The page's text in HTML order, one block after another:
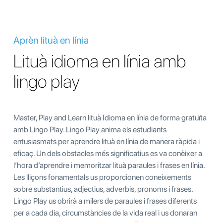
Aprèn lituà en línia
Lituà idioma en línia amb
lingo play
Master, Play and Learn lituà Idioma en línia de forma gratuïta
amb Lingo Play. Lingo Play anima els estudiants
entusiasmats per aprendre lituà en línia de manera ràpida i
eficaç. Un dels obstacles més significatius es va conèixer a
l’hora d’aprendre i memoritzar lituà paraules i frases en línia.
Les lliçons fonamentals us proporcionen coneixements
sobre substantius, adjectius, adverbis, pronoms i frases.
Lingo Play us obrirà a milers de paraules i frases diferents
per a cada dia, circumstàncies de la vida real i us donaran